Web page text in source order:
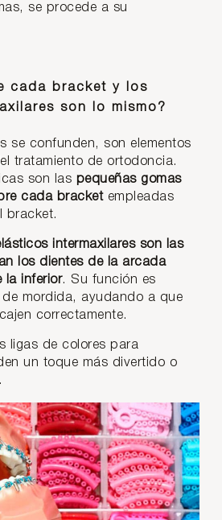
se procede a su
cada bracket y los
son lo mismo?
se confunden, son elementos
tratamiento de ortodoncia.
son las pequeñas gomas
cada bracketempleadas
bracket.
intermaxilares son las
los dientes de la arcada
la inferior. Su función es
de mordida, ayudando a que
correctamente.
ligas de colores para
un toque más divertido o